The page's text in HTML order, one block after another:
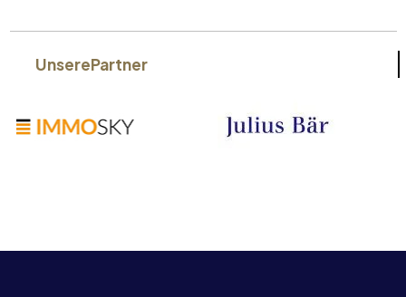
UnserePartner